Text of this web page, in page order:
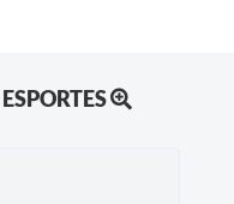
ESPORTES